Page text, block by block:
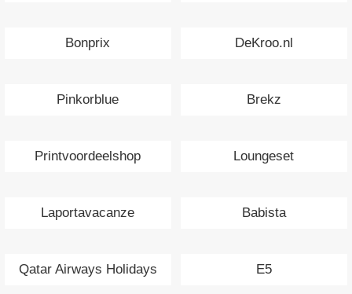
Bonprix DeKroo.nl
Pinkorblue Brekz
Printvoordeelshop Loungeset
Laportavacanze Babista
Qatar Airways Holidays E5